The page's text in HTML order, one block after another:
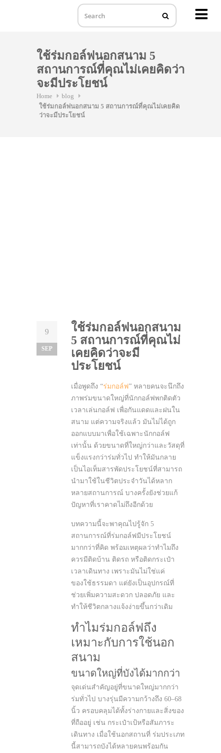
ใช้ร่มกอล์ฟนอกสนาม 5
สถานการณ์ที่คุณไม่เคยคิดว่า
จะมีประโยชน์
Home
blog
ใช้ร่มกอล์ฟนอกสนาม 5 สถานการณ์ที่คุณไม่เคยคิด
ว่าจะมีประโยชน์
9
SEP
ใช้ร่มกอล์ฟนอกสนาม
5 สถานการณ์ที่คุณไม่
เคยคิดว่าจะมี
ประโยชน์
เมื่อพูดถึง “ร่มกอล์ฟ” หลายคนจะนึกถึง
ภาพร่มขนาดใหญ่ที่นักกอล์ฟพกติดตัว
เวลาเล่นกอล์ฟ เพื่อกันแดดและฝนใน
สนาม แต่ความจริงแล้ว มันไม่ได้ถูก
ออกแบบมาเพื่อใช้เฉพาะนักกอล์ฟ
เท่านั้น ด้วยขนาดที่ใหญ่กว่าและวัสดุที่
แข็งแรงกว่าร่มทั่วไป ทำให้มันกลาย
เป็นไอเท็มสารพัดประโยชน์ที่สามารถ
นำมาใช้ในชีวิตประจำวันได้หลาก
หลายสถานการณ์ บางครั้งยังช่วยแก้
ปัญหาที่เราคาดไม่ถึงอีกด้วย
บทความนี้จะพาคุณไปรู้จัก 5
สถานการณ์ที่ร่มกอล์ฟมีประโยชน์
มากกว่าที่คิด พร้อมเหตุผลว่าทำไมถึง
ควรมีติดบ้าน ติดรถ หรือติดกระเป๋า
เวลาเดินทาง เพราะมันไม่ใช่แค่
ของใช้ธรรมดา แต่ยังเป็นอุปกรณ์ที่
ช่วยเพิ่มความสะดวก ปลอดภัย และ
ทำให้ชีวิตกลางแจ้งง่ายขึ้นกว่าเดิม
ทำไมร่มกอล์ฟถึง
เหมาะกับการใช้นอก
สนาม
ขนาดใหญ่ที่บังได้มากกว่า
จุดเด่นสำคัญอยู่ที่ขนาดใหญ่มากกว่า
ร่มทั่วไป บางรุ่นมีความกว้างถึง 60–68
นิ้ว ครอบคลุมได้ทั้งร่างกายและสิ่งของ
ที่ถืออยู่ เช่น กระเป๋าเป้หรือสัมภาระ
เดินทาง เมื่อใช้นอกสถานที่ ร่มประเภท
นี้สามารถบังได้หลายคนพร้อมกัน